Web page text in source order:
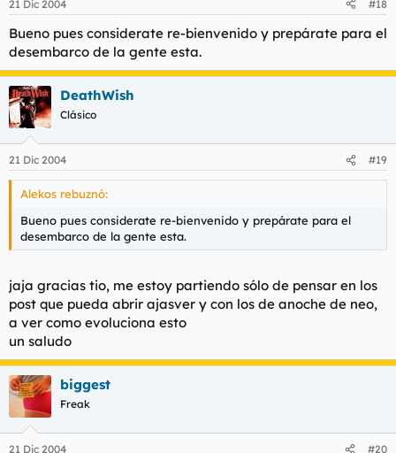
21 Dic 2004 #18
Bueno pues considerate re-bienvenido y prepárate para el
desembarco de la gente esta.
DeathWish
Clásico
21 Dic 2004 #19
Alekos rebuznó:
Bueno pues considerate re-bienvenido y prepárate para el
desembarco de la gente esta.
jaja gracias tio, me estoy partiendo sólo de pensar en los
post que pueda abrir ajasver y con los de anoche de neo,
a ver como evoluciona esto
un saludo
biggest
Freak
21 Dic 2004 #20